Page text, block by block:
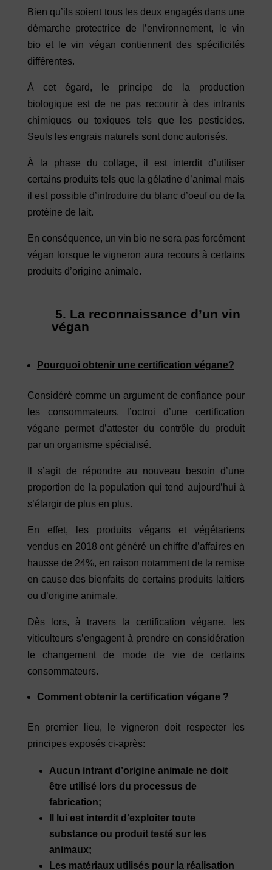
Bien qu’ils soient tous les deux engagés dans une
démarche protectrice de l’environnement, le vin
bio et le vin végan contiennent des spécificités
différentes.
À cet égard, le principe de la production
biologique est de ne pas recourir à des intrants
chimiques ou toxiques tels que les pesticides.
Seuls les engrais naturels sont donc autorisés.
À la phase du collage, il est interdit d’utiliser
certains produits tels que la gélatine d’animal mais
il est possible d’introduire du blanc d’oeuf ou de la
protéine de lait.
En conséquence, un vin bio ne sera pas forcément
végan lorsque le vigneron aura recours à certains
produits d’origine animale.
5. La reconnaissance d’un vin
végan
Pourquoi obtenir une certification végane?
Considéré comme un argument de confiance pour
les consommateurs, l’octroi d’une certification
végane permet d’attester du contrôle du produit
par un organisme spécialisé.
Il s’agit de répondre au nouveau besoin d’une
proportion de la population qui tend aujourd’hui à
s’élargir de plus en plus.
En effet, les produits végans et végétariens
vendus en 2018 ont généré un chiffre d’affaires en
hausse de 24%, en raison notamment de la remise
en cause des bienfaits de certains produits laitiers
ou d’origine animale.
Dès lors, à travers la certification végane, les
viticulteurs s’engagent à prendre en considération
le changement de mode de vie de certains
consommateurs.
Comment obtenir la certification végane ?
En premier lieu, le vigneron doit respecter les
principes exposés ci-après:
Aucun intrant d’origine animale ne doit
être utilisé lors du processus de
fabrication;
Il lui est interdit d’exploiter toute
substance ou produit testé sur les
animaux;
Les matériaux utilisés pour la réalisation